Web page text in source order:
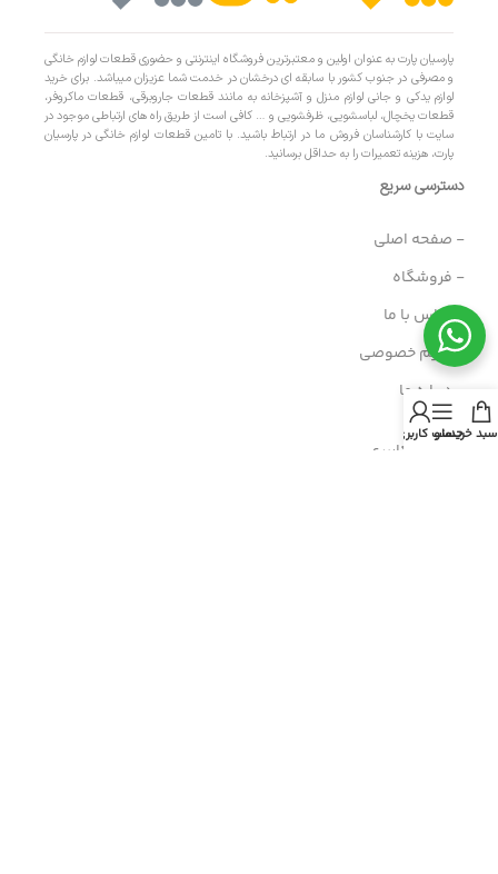
پارسیان پارت به عنوان اولین و معتبرترین فروشگاه اینترنتی و حضوری قطعات لوازم خانگی
و مصرفی در جنوب کشور با سابقه ای درخشان در خدمت شما عزیزان میباشد. برای خرید
لوازم یدکی و جانی لوازم منزل و آشپزخانه به مانند قطعات جاروبرقی، قطعات ماکروفر،
قطعات یخچال، لباسشویی، ظرفشویی و … کافی است از طریق راه های ارتباطی موجود در
سایت با کارشناسان فروش ما در ارتباط باشید. با تامین قطعات لوازم خانگی در پارسیان
پارت، هزینه تعمیرات را به حداقل برسانید.
دسترسی سریع
- صفحه اصلی
- فروشگاه
- تماس با ما
- حریم خصوصی
- درباره ما
- حساب کاربری
سبد خریدمنو
حساب کاربری من